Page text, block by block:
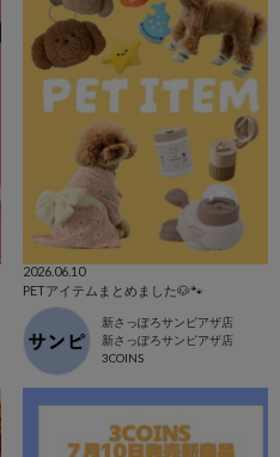
2026.06.10
PETアイテムまとめました🐶🐾
新さっぽろサンピアザ店
新さっぽろサンピアザ店
3COINS